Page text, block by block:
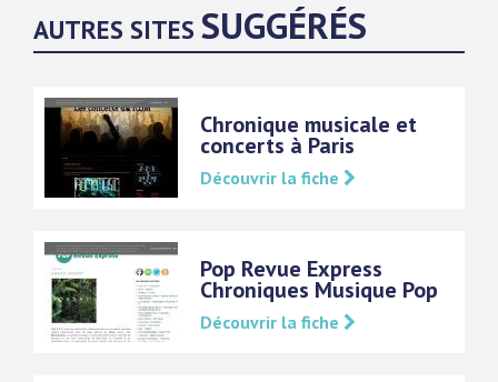
AUTRES SITES SUGGÉRÉS
Chronique musicale et
concerts à Paris
Découvrir la fiche
Pop Revue Express
Chroniques Musique Pop
Découvrir la fiche